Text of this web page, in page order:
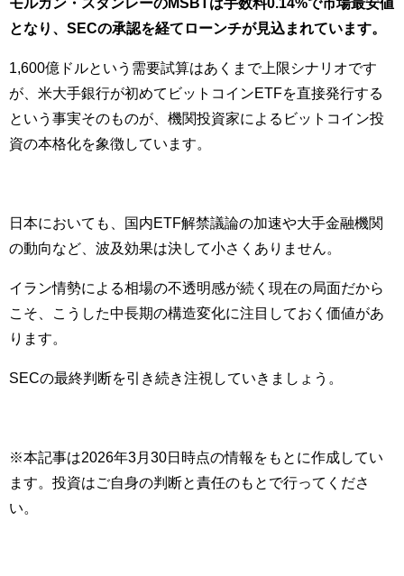
モルガン・スタンレーのMSBTは手数料0.14%で市場最安値
となり、SECの承認を経てローンチが見込まれています。
1,600億ドルという需要試算はあくまで上限シナリオです
が、米大手銀行が初めてビットコインETFを直接発行する
という事実そのものが、機関投資家によるビットコイン投
資の本格化を象徴しています。
日本においても、国内ETF解禁議論の加速や大手金融機関
の動向など、波及効果は決して小さくありません。
イラン情勢による相場の不透明感が続く現在の局面だから
こそ、こうした中長期の構造変化に注目しておく価値があ
ります。
SECの最終判断を引き続き注視していきましょう。
※本記事は2026年3月30日時点の情報をもとに作成してい
ます。投資はご自身の判断と責任のもとで行ってくださ
い。